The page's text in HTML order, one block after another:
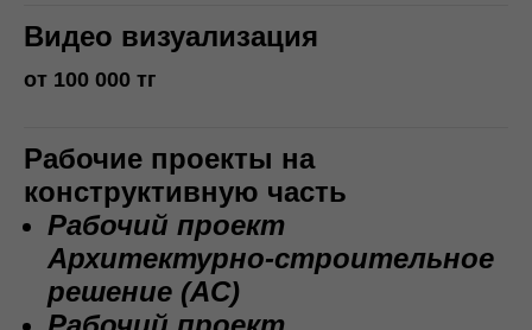
Видео визуализация
от 100 000 тг
Рабочие проекты на
конструктивную часть
Рабочий проект
Архитектурно-строительное
решение (AC)